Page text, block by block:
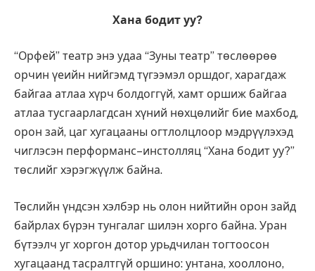
Хана бодит уу?
“Орфей” театр энэ удаа “Зуны театр” төслөөрөө
орчин үеийн нийгэмд түгээмэл оршдог, харагдаж
байгаа атлаа хүрч болдоггүй, хамт оршиж байгаа
атлаа тусгаарлагдсан хүний нөхцөлийг бие махбод,
орон зай, цаг хугацааны огтлолцлоор мэдрүүлэхэд
чиглэсэн перформанс–инстолляц “Хана бодит уу?”
төслийг хэрэгжүүлж байна.
Төслийн үндсэн хэлбэр нь олон нийтийн орон зайд
байрлах бүрэн тунгалаг шилэн хорго байна. Уран
бүтээлч уг хоргон дотор урьдчилан тогтоосон
хугацаанд тасралтгүй оршино: унтана, хооллоно,